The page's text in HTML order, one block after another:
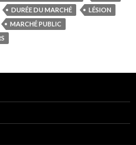
DURÉE DU MARCHÉ
LÉSION
MARCHÉ PUBLIC